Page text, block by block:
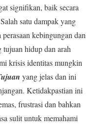
signifikan, baik secara
satu dampak yang
kebingungan dan
tujuan hidup dan arah
krisis identitas mungkin
yang jelas dan ini
Ketidakpastian ini
frustrasi dan bahkan
sulit untuk memahami